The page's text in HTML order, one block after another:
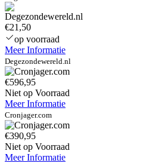
€21,50
op voorraad
Meer Informatie
Degezondewereld.nl
€596,95
Niet op Voorraad
Meer Informatie
Cronjager.com
€390,95
Niet op Voorraad
Meer Informatie